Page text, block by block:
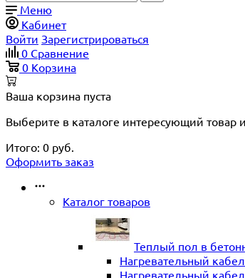
Меню
Кабинет
Войти Зарегистрироваться
0 Сравнение
0 Корзина
Ваша корзина пуста
Выберите в каталоге интересующий товар
Итого: 0 руб.
Оформить заказ
Каталог товаров
Теплый пол в
Нагревательный
Нагревательный